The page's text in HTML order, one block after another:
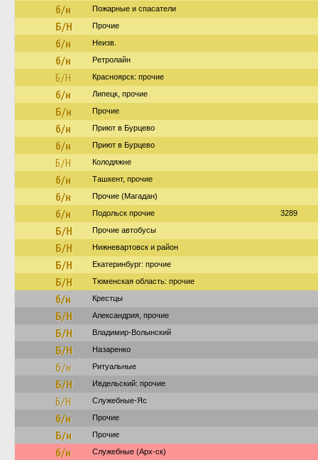
б/н Пожарные и спасатели
Б/Н Прочие
б/н Неизв.
б/н Ретролайн
Б/Н Красноярск: прочие
б/н Липецк, прочие
Б/н Прочие
б/н Приют в Бурцево
б/н Приют в Бурцево
Б/Н Колодяжне
б/н Ташкент, прочие
б/н Прочие (Магадан)
б/н Подольск прочие 3289
Б/Н Прочие автобусы
Б/Н Нижневартовск и район
Б/Н Екатеринбург: прочие
Б/Н Тюменская область: прочие
б/н Крестцы
Б/Н Александрия, прочие
Б/Н Владимир-Волынский
Б/Н Назаренко
б/н Ритуальные
Б/Н Ивдельский: прочие
Б/Н Служебные-Яс
б/н Прочие
Б/н Прочие
б/н Служебные (Арх-ск)